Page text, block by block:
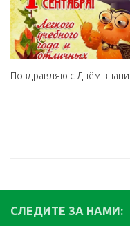
Поздравляю с Днём
СЛЕДИТЕ ЗА НАМИ: